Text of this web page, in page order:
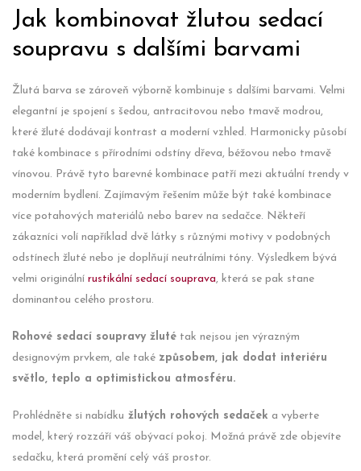
Jak kombinovat žlutou sedací
soupravu s dalšími barvami
Žlutá barva se zároveň výborně kombinuje s dalšími barvami. Velmi
elegantní je spojení s šedou, antracitovou nebo tmavě modrou,
které žluté dodávají kontrast a moderní vzhled. Harmonicky působí
také kombinace s přírodními odstíny dřeva, béžovou nebo tmavě
vínovou. Právě tyto barevné kombinace patří mezi aktuální trendy v
moderním bydlení. Zajímavým řešením může být také kombinace
více potahových materiálů nebo barev na sedačce. Někteří
zákazníci volí například dvě látky s různými motivy v podobných
odstínech žluté nebo je doplňují neutrálními tóny. Výsledkem bývá
velmi originální rustikální sedací souprava, která se pak stane
dominantou celého prostoru.
Rohové sedací soupravy žluté tak nejsou jen výrazným
designovým prvkem, ale také způsobem, jak dodat interiéru
světlo, teplo a optimistickou atmosféru.
Prohlédněte si nabídku žlutých rohových sedaček a vyberte
model, který rozzáří váš obývací pokoj. Možná právě zde objevíte
sedačku, která promění celý váš prostor.